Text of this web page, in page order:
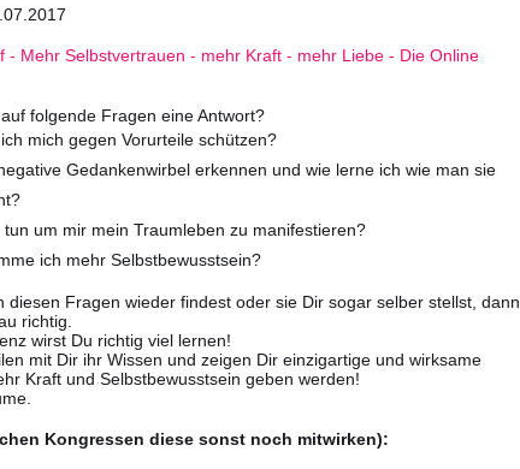
- Mehr Selbstvertrauen - mehr Kraft - mehr Liebe - Die Online
folgende Fragen eine Antwort?
mich gegen Vorurteile schützen?
Gedankenwirbel erkennen und wie lerne ich wie man sie
tun um mir mein Traumleben zu manifestieren?
ich mehr Selbstbewusstsein?
diesen Fragen wieder findest oder sie Dir sogar selber stellst, dann
richtig.
wirst Du richtig viel lernen!
mit Dir ihr Wissen und zeigen Dir einzigartige und wirksame
Kraft und Selbstbewusstsein geben werden!
Kongressen diese sonst noch mitwirken):